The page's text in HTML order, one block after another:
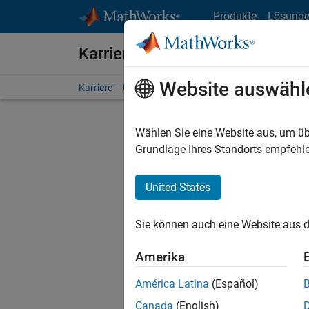
Produkte
Karriere bei MathWorks
Karriere – Übersicht Stellensuche
FILTER:
Stellen
Es
Region
Website
Wählen Sie eine Website aus, um
Grundlage Ihres Standorts
United States
Sie können auch eine Website aus
Amerika
América Latina (Español)
Canada (English)